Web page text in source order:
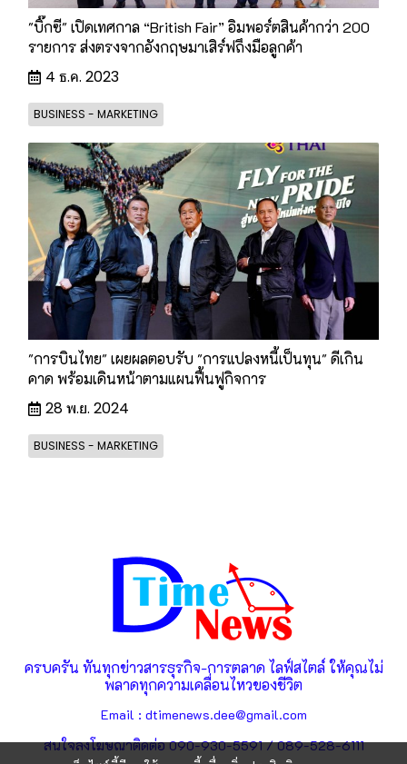
"บิ๊กซี" เปิดเทศกาล “British Fair” อิมพอร์ตสินค้ากว่า 200
รายการ ส่งตรงจากอังกฤษมาเสิร์ฟถึงมือลูกค้า
4 ธ.ค. 2023
BUSINESS - MARKETING
"การบินไทย" เผยผลตอบรับ "การแปลงหนี้เป็นทุน" ดีเกิน
คาด พร้อมเดินหน้าตามแผนฟื้นฟูกิจการ
28 พ.ย. 2024
BUSINESS - MARKETING
ครบครัน ทันทุกข่าวสารธุรกิจ-การตลาด ไลฟ์สไตล์ ให้คุณไม่
พลาดทุกความเคลื่อนไหวของชีวิต
Email : dtimenews.dee@gmail.com
สนใจลงโฆษณาติดต่อ 090-930-5591 / 089-528-6111